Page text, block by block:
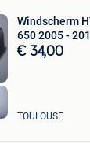
Windscherm
650 2005 -
€ 34,00
TOULOUSE